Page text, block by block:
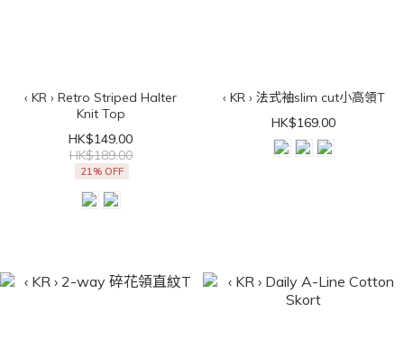
‹ KR › Retro Striped Halter
Knit Top
HK$149.00
HK$189.00
21% OFF
‹ KR › 法式袖slim cut小高領T
HK$169.00